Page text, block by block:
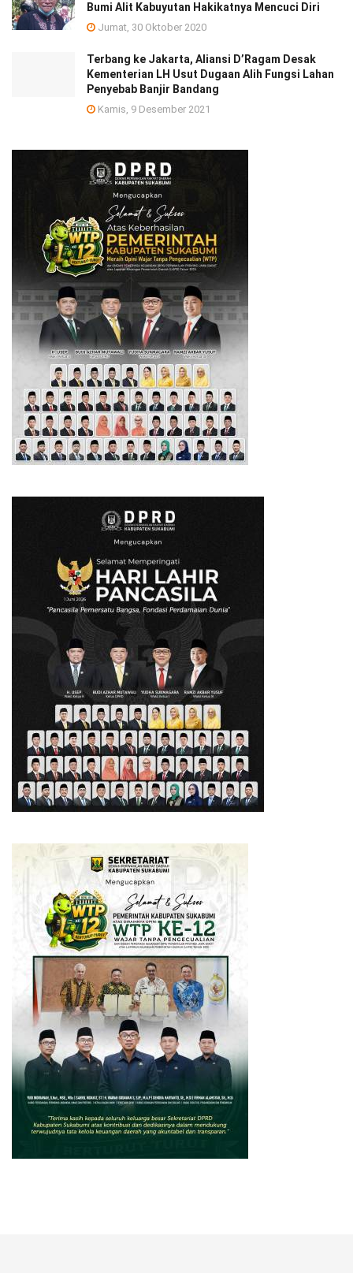
Bumi Alit Kabuyutan Hakikatnya Mencuci Diri
Jumat, 30 Oktober 2020
Terbang ke Jakarta, Aliansi D’Ragam Desak
Kementerian LH Usut Dugaan Alih Fungsi Lahan
Penyebab Banjir Bandang
Kamis, 9 Desember 2021